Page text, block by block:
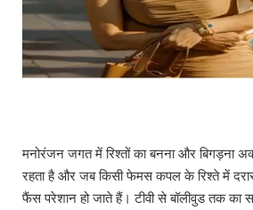
मनोरंजन जगत में रिश्तों का बनना और बिगड़ना
रहता है और जब किसी फेमस कपल के रिश्ते में दरार
फैंस परेशान हो जाते हैं। टीवी से बॉलीवुड तक का